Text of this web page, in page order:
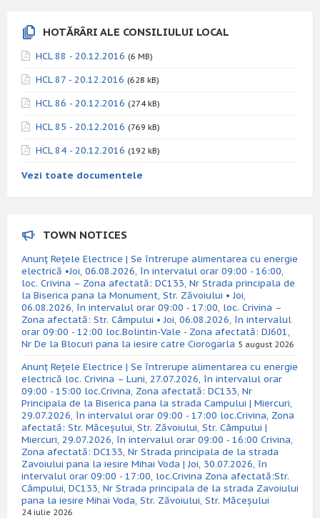
HOTĂRÂRI ALE CONSILIULUI LOCAL
HCL 88 - 20.12.2016 (6 MB)
HCL 87 - 20.12.2016 (628 kB)
HCL 86 - 20.12.2016 (274 kB)
HCL 85 - 20.12.2016 (769 kB)
HCL 84 - 20.12.2016 (192 kB)
Vezi toate documentele
TOWN NOTICES
Anunț Rețele Electrice | Se întrerupe alimentarea cu energie
electrică •Joi, 06.08.2026, în intervalul orar 09:00 - 16:00,
loc. Crivina – Zona afectată: DC133, Nr Strada principala de
la Biserica pana la Monument, Str. Zăvoiului • Joi,
06.08.2026, în intervalul orar 09:00 - 17:00, loc. Crivina –
Zona afectată: Str. Câmpului • Joi, 06.08.2026, în intervalul
orar 09:00 - 12:00 loc.Bolintin-Vale - Zona afectată: DJ601,
Nr De la Blocuri pana la iesire catre Ciorogarla 5 august 2026
Anunț Rețele Electrice | Se întrerupe alimentarea cu energie
electrică loc. Crivina – Luni, 27.07.2026, în intervalul orar
09:00 - 15:00 loc.Crivina, Zona afectată: DC133, Nr
Principala de la Biserica pana la strada Campului | Miercuri,
29.07.2026, în intervalul orar 09:00 - 17:00 loc.Crivina, Zona
afectată: Str. Măceșului, Str. Zăvoiului, Str. Câmpului |
Miercuri, 29.07.2026, în intervalul orar 09:00 - 16:00 Crivina,
Zona afectată: DC133, Nr Strada principala de la strada
Zavoiului pana la iesire Mihai Voda | Joi, 30.07.2026, în
intervalul orar 09:00 - 17:00, loc.Crivina Zona afectată:Str.
Câmpului, DC133, Nr Strada principala de la strada Zavoiului
pana la iesire Mihai Voda, Str. Zăvoiului, Str. Măceșului
24 iulie 2026